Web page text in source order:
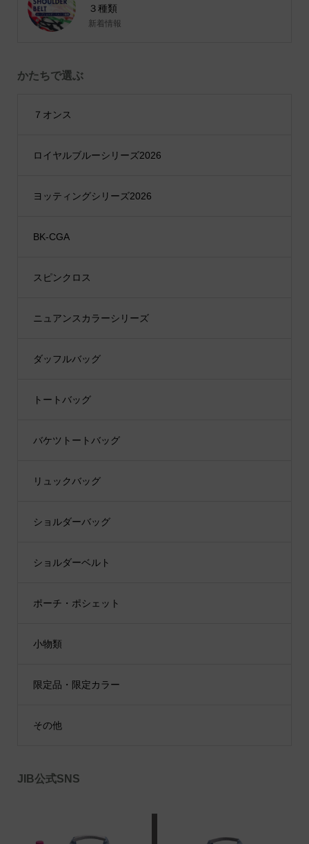
３種類
新着情報
かたちで選ぶ
７オンス
ロイヤルブルーシリーズ2026
ヨッティングシリーズ2026
BK-CGA
スピンクロス
ニュアンスカラーシリーズ
ダッフルバッグ
トートバッグ
バケツトートバッグ
リュックバッグ
ショルダーバッグ
ショルダーベルト
ポーチ・ポシェット
小物類
限定品・限定カラー
その他
JIB公式SNS